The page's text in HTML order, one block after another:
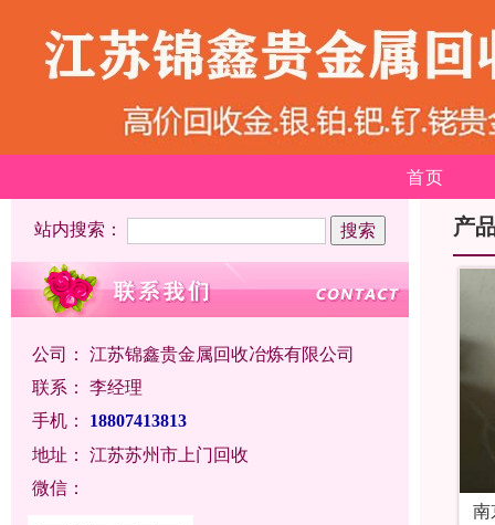
首页
站内搜索：
公司： 江苏锦鑫贵金属回收冶炼有限公司
联系： 李经理
手机：
18807413813
地址： 江苏苏州市上门回收
微信：
产
南